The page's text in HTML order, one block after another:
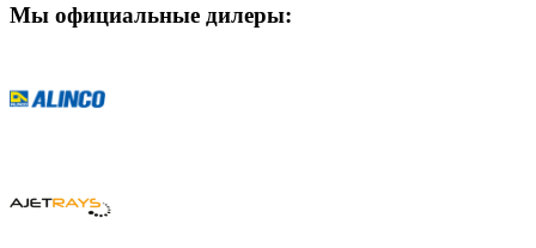
Мы официальные дилеры: